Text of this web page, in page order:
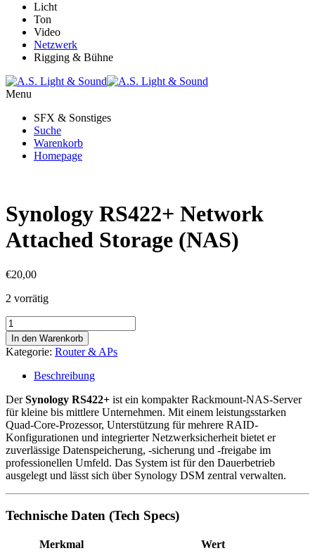
Licht
Ton
Video
Netzwerk
Rigging & Bühne
Menu
SFX & Sonstiges
Suche
Warenkorb
Homepage
Synology RS422+ Network
Attached Storage (NAS)
€20,00
2 vorrätig
Synology
RS422+
Network
Attached
Storage
(NAS)
Menge
In den Warenkorb
Kategorie: Router & APs
Beschreibung
DerSynology RS422+ ist ein kompakter Rackmount-NAS-Server
für kleine bis mittlere Unternehmen. Mit einem leistungsstarken
Quad-Core-Prozessor, Unterstützung für mehrere RAID-
Konfigurationen und integrierter Netzwerksicherheit bietet er
zuverlässige Datenspeicherung, -sicherung und -freigabe im
professionellen Umfeld. Das System ist für den Dauerbetrieb
ausgelegt und lässt sich über Synology DSM zentral verwalten.
Technische Daten (Tech Specs)
Merkmal
Wert